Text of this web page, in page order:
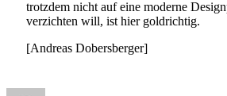
trotzdem nicht auf eine moderne
verzichten will, ist hier goldrichtig.
[Andreas Dobersberger]